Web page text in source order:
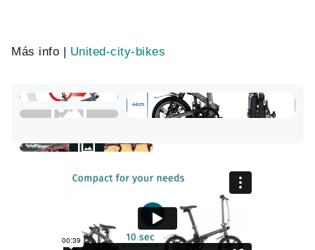
Más info | United-city-bikes